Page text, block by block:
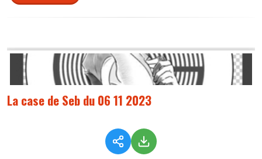
La case de Seb du 06 11 2023